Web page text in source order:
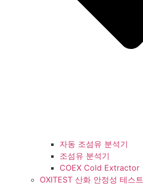
자동 조섬유 분석기
조섬유 분석기
COEX Cold Extractor
OXITEST 산화 안정성 테스트